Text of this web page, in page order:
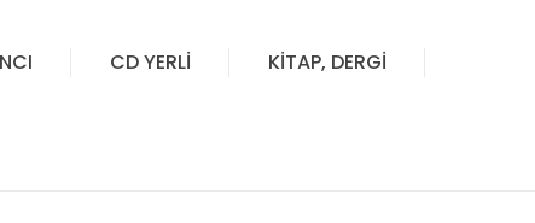
CD YERLİ KİTAP, DERGİ